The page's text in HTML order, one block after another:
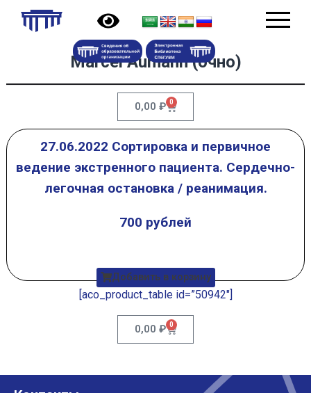
Marcel Aumann (очно)
0,00 ₽ 0
27.06.2022 Сортировка и первичное
ведение экстренного пациента. Сердечно-
легочная остановка / реанимация.
700 рублей
Добавить в корзину
[aco_product_table id=”50942″]
0,00 ₽ 0